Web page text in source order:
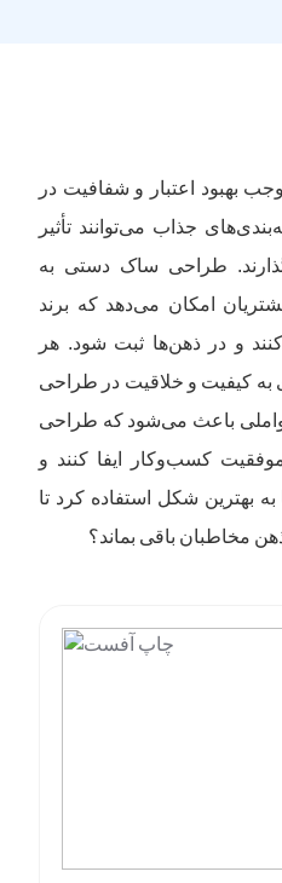
بهبود اعتبار و شفافیت در
جذاب می‌توانند تأثیر
طراحی ساک دستی به
امکان می‌دهد که برند
و در ذهن‌ها ثبت شود. هر
به کیفیت و خلاقیت در طراحی
باعث می‌شود که طراحی
کسب‌وکار ایفا کنند و
به بهترین شکل استفاده کرد تا
مخاطبان باقی بماند؟